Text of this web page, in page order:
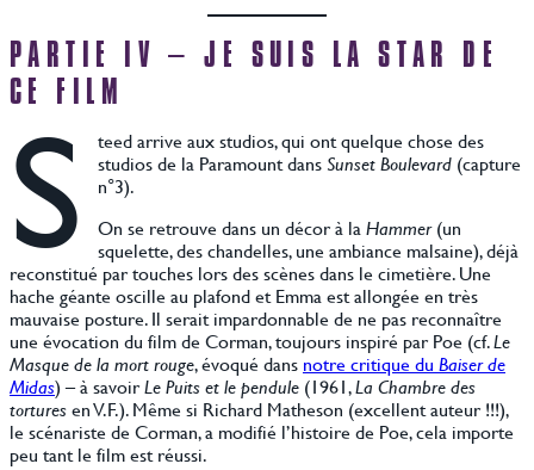
PARTIE IV – JE SUIS LA STAR DE
CE FILM
S
teed arrive aux studios, qui ont quelque chose des
studios de la Paramount dans Sunset Boulevard (capture
n°3).
On se retrouve dans un décor à laHammer(un
squelette, des chandelles, une ambiance malsaine), déjà
reconstitué par touches lors des scènes dans le cimetière. Une
hache géante oscille au plafond et Emma est allongée en très
mauvaise posture. Il serait impardonnable de ne pas reconnaître
une évocation du film de Corman, toujours inspiré par Poe (cf.Le
Masque de la mort rouge, évoqué dans notre critique du Baiser de
Midas) – à savoirLe Puits et le pendule (1961,La Chambre des
torturesen V.F.). Même si Richard Matheson (excellent auteur !!!),
le scénariste de Corman, a modifié l’histoire de Poe, cela importe
peu tant le film est réussi.